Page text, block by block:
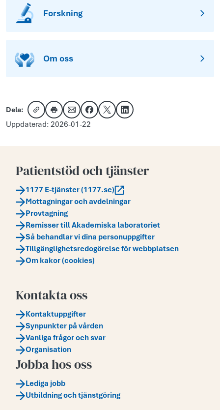
Forskning
Om oss
Dela:
Kopiera länk
Skriv utDela via e-post
Dela på Facebook
Dela på XDela på LinkedIn
Uppdaterad: 2026-01-22
Patientstöd och tjänster
1177 E-tjänster (1177.se)
Mottagningar och avdelningar
Provtagning
Remisser till Akademiska laboratoriet
Så behandlar vi dina personuppgifter
Tillgänglighetsredogörelse för webbplatsen
Om kakor (cookies)
Kontakta oss
Kontaktuppgifter
Synpunkter på vården
Vanliga frågor och svar
Organisation
Jobba hos oss
Lediga jobb
Utbildning och tjänstgöring